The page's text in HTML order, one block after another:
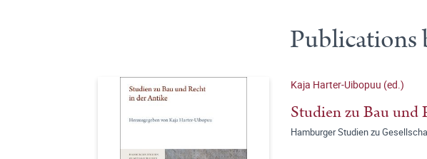
Publications
Kaja Harter-Uibopuu (ed.)
Studien zu Bau
Hamburger Studien zu